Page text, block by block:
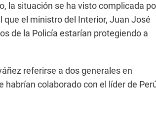
la situación se ha visto complicada
que el ministro del Interior, Juan José
de la Policía estarían protegiendo a
referirse a dos generales en
habrían colaborado con el líder de